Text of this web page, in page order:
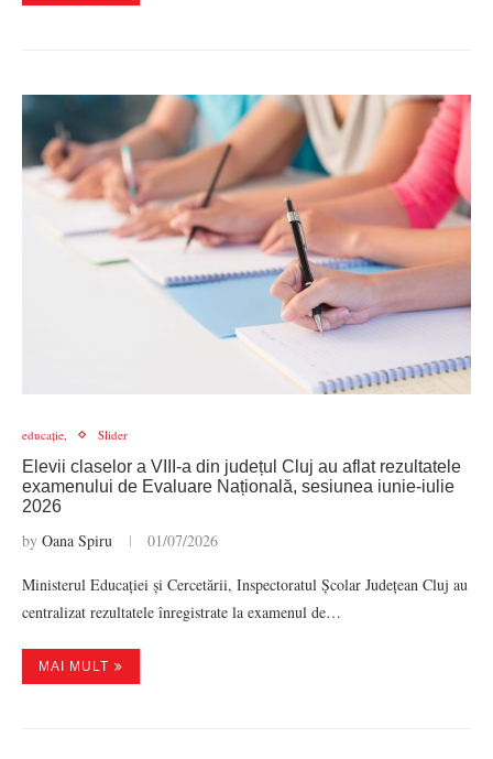
educație, Slider
Elevii claselor a VIII-a din județul Cluj au aflat rezultatele
examenului de Evaluare Națională, sesiunea iunie-iulie
2026
by Oana Spiru 01/07/2026
Ministerul Educației și Cercetării, Inspectoratul Școlar Județean Cluj au
centralizat rezultatele înregistrate la examenul de…
MAI MULT